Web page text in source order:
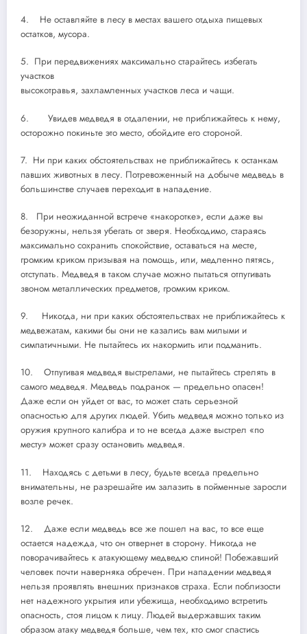
4. Не оставляйте в лесу в местах вашего отдыха пищевых
остатков, мусора.
5. При передвижениях максимально старайтесь избегать
участков
высокотравья, захламленных участков леса и чащи.
6. Увидев медведя в отдалении, не приближайтесь к нему,
осторожно покиньте это место, обойдите его стороной.
7. Ни при каких обстоятельствах не приближайтесь к останкам
павших животных в лесу. Потревоженный на добыче медведь в
большинстве случаев переходит в нападение.
8. При неожиданной встрече «накоротке», если даже вы
безоружны, нельзя убегать от зверя. Необходимо, стараясь
максимально сохранить спокойствие, оставаться на месте,
громким криком призывая на помощь, или, медленно пятясь,
отступать. Медведя в таком случае можно пытаться отпугивать
звоном металлических предметов, громким криком.
9. Никогда, ни при каких обстоятельствах не приближайтесь к
медвежатам, какими бы они не казались вам милыми и
симпатичными. Не пытайтесь их накормить или подманить.
10. Отпугивая медведя выстрелами, не пытайтесь стрелять в
самого медведя. Медведь подранок — предельно опасен!
Даже если он уйдет от вас, то может стать серьезной
опасностью для других людей. Убить медведя можно только из
оружия крупного калибра и то не всегда даже выстрел «по
месту» может сразу остановить медведя.
11. Находясь с детьми в лесу, будьте всегда предельно
внимательны, не разрешайте им залазить в пойменные заросли
возле речек.
12. Даже если медведь все же пошел на вас, то все еще
остается надежда, что он отвернет в сторону. Никогда не
поворачивайтесь к атакующему медведю спиной! Побежавший
человек почти наверняка обречен. При нападении медведя
нельзя проявлять внешних признаков страха. Если поблизости
нет надежного укрытия или убежища, необходимо встретить
опасность, стоя лицом к лицу. Людей выдержавших таким
образом атаку медведя больше, чем тех, кто смог спастись